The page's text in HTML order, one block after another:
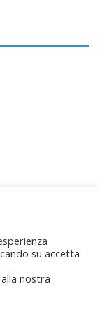
su accetta
nostra